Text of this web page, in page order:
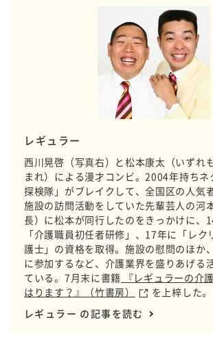
レギュラー
西川晃啓（写真右）と松本康太（いずれ
まれ）による漫才コンビ。2004年持ちネ
探検隊」がブレイクして、全国区の人気
施設の訪問活動をしていた先輩芸人の河
長）に松本が同行したのをきっかけに、
「介護職員初任者研修」、17年に「レク
護士」の資格を取得。施設の慰問のほか
に参加するなど、介護業界を盛りあげる
ている。7月末に書籍 『レギュラーの介
はります？』（竹書房）
を上梓した。
レギュラー の記事を読む